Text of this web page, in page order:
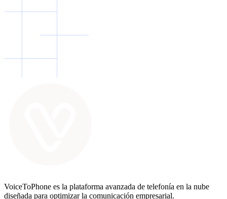
VoiceToPhone es la plataforma avanzada de telefonía en la nube
diseñada para optimizar la comunicación empresarial.